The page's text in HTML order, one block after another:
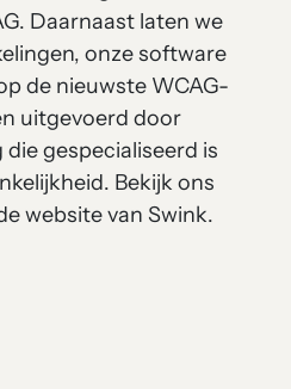
Daarnaast laten we
onze software
de nieuwste WCAG-
uitgevoerd door
gespecialiseerd is
Bekijk ons
website van Swink.